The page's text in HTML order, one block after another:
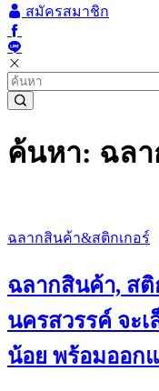
สมัครสมาชิก
ค้นหา: ฉล
ฉลากสินค้า&สติกเกอร์
ฉลากสินค้า, ส
นครสวรรค์ จะ
น้อย พร้อมออก